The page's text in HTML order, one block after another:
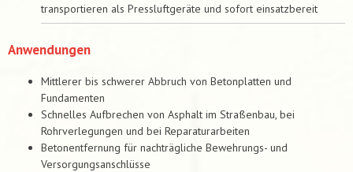
transportieren als Pressluftgeräte und sofort einsatzbereit
Anwendungen
Mittlerer bis schwerer Abbruch von Betonplatten und
Fundamenten
Schnelles Aufbrechen von Asphalt im Straßenbau, bei
Rohrverlegungen und bei Reparaturarbeiten
Betonentfernung für nachträgliche Bewehrungs- und
Versorgungsanschlüsse